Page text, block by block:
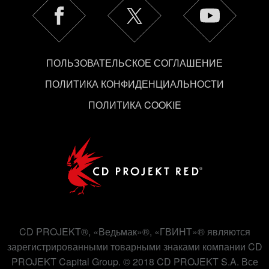
ПОЛЬЗОВАТЕЛЬСКОЕ СОГЛАШЕНИЕ
ПОЛИТИКА КОНФИДЕНЦИАЛЬНОСТИ
ПОЛИТИКА COOKIE
CD PROJEKT®, «Ведьмак»®, «ГВИНТ»® являются
зарегистрированными товарными знаками компании CD
PROJEKT Capital Group. © 2018 CD PROJEKT S.A. Все